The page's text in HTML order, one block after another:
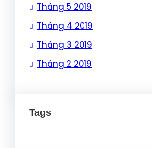
Tháng 5 2019
Tháng 4 2019
Tháng 3 2019
Tháng 2 2019
Tags